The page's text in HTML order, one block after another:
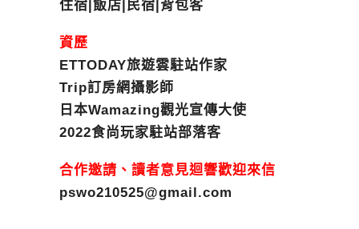
住宿|飯店|民宿|背包客
資歷
ETTODAY旅遊雲駐站作家
Trip訂房網攝影師
日本Wamazing觀光宣傳大使
2022食尚玩家駐站部落客
合作邀請、讀者意見迴響歡迎來信
pswo210525@gmail.com